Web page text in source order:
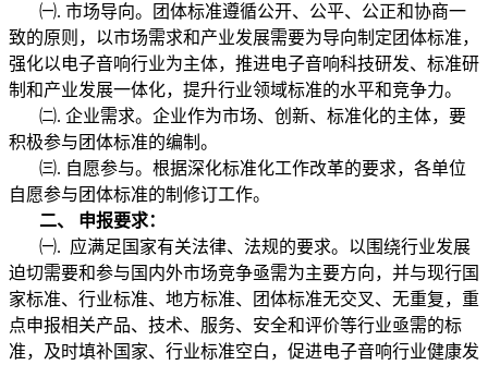
㈠. 市场导向。团体标准遵循公开、公平、公正和协商一
致的原则，以市场需求和产业发展需要为导向制定团体标准，
强化以电子音响行业为主体，推进电子音响科技研发、标准研
制和产业发展一体化，提升行业领域标准的水平和竞争力。
㈡. 企业需求。企业作为市场、创新、标准化的主体，要
积极参与团体标准的编制。
㈢. 自愿参与。根据深化标准化工作改革的要求，各单位
自愿参与团体标准的制修订工作。
二、
申报要求：
㈠. 应满足国家有关法律、法规的要求。以围绕行业发展
迫切需要和参与国内外市场竞争亟需为主要方向，并与现行国
家标准、行业标准、地方标准、团体标准无交叉、无重复，重
点申报相关产品、技术、服务、安全和评价等行业亟需的标
准，及时填补国家、行业标准空白，促进电子音响行业健康发